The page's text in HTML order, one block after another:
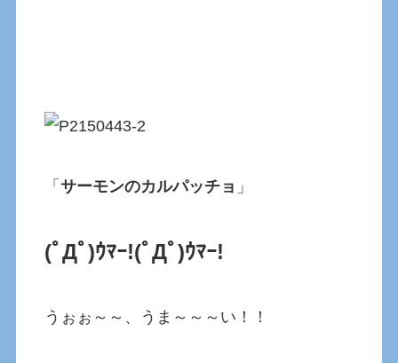
「サーモンのカルパッチョ 」
(ﾟДﾟ)ｳﾏｰ!(ﾟДﾟ)ｳﾏｰ!
うぉぉ～～、うま～～～い！！